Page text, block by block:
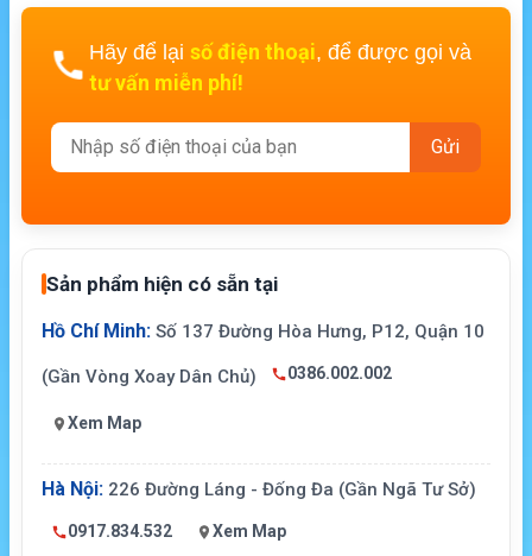
Hãy để lại số điện thoại, để được gọi và
tư vấn miễn phí!
Sản phẩm hiện có sẵn tại
Hồ Chí Minh: Số 137 Đường Hòa Hưng, P12, Quận 10
(Gần Vòng Xoay Dân Chủ) 0386.002.002
Xem Map
Hà Nội: 226 Đường Láng - Đống Đa (Gần Ngã Tư Sở)
0917.834.532 Xem Map